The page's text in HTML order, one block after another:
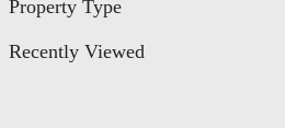
Property Type
Recently Viewed